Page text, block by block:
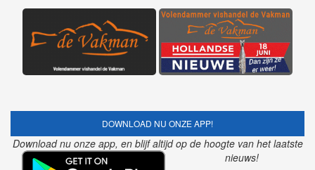
DOWNLOAD NU ONZE APP!
Download nu onze app, en blijf altijd op de hoogte van het laatste
nieuws!